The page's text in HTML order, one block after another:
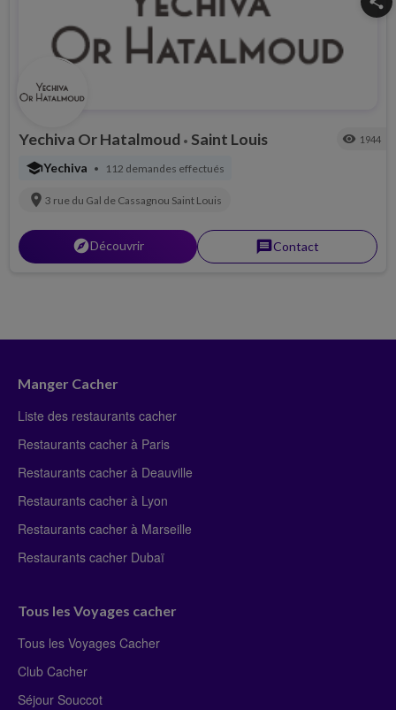
Yechiva Or Hatalmoud • Saint Louis visibility 1944
schoolYechiva • 112 demandes effectués
location_on 3 rue du Gal de Cassagnou Saint Louis
explorerDécouvrir messageContact
Manger Cacher
Liste des restaurants cacher
Restaurants cacher à Paris
Restaurants cacher à Deauville
Restaurants cacher à Lyon
Restaurants cacher à Marseille
Restaurants cacher Dubaï
Tous les Voyages cacher
Tous les Voyages Cacher
Club Cacher
Séjour Souccot